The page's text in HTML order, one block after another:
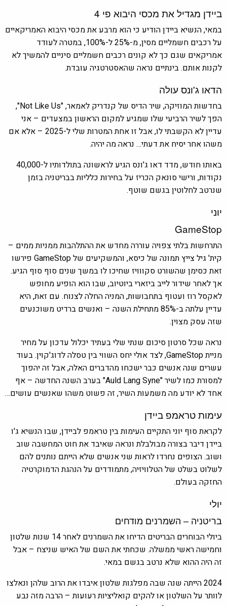
ביידן מגדיל את מכסי היבוא פי 4
במאי, הנשיא ביידן הודיע כי הוא מרבע את מכסי היבוא האמריקאיים
על רכבים חשמליים מסין, מ-25% ל-100%, במטרה לעודד
אמריקאים שגם כך לא קונים רכבים חשמליים סיניים להמשיך לא
לקנות אותם. בינתיים נראה שהאסטרטגיה עובדת.
הדאו ג'ונס עולה
בחדשות המוזיקה, שיר הדיס של קנדריק לאמאר, "Not Like Us",
הפך לשיר הרביעי שלו שמגיע למקום הראשון במצעדים – אני
עדיין לא הקשבתי לו, אבל זו אחת המטרות שלי ל-2025 – אלא אם
משהו אחר יסיח את דעתי… נראה מה יהיה.
באותו חודש, מדד דאו ג'ונס הגיע לראשונה בתולדותיו ל-40,000
נקודות, ורישי סונאק הכריז על בחירות כלליות בבריטניה בזמן
שנרטב לחלוטין בגשם שוטף.
יוני
GameStop
התרחשות בלתי צפויה עוררה מחדש את ההתלהבות ממניות ממים –
קית' גיל צייץ תמונה של כיסא, והמשקיעים של GameStop פירשו
זאת כסימן שהשורט סקווויז שחיכו לו במשך שנים סוף סוף הגיע.
אך לאחר שידור לייב ביזארי ביוטיוב, שבו הוא הופיע מחופש
לאקסל רוז ועטוף בתחבושות, המניה החלה לצנוח. עם זאת, היא
עדיין עלתה ב-85% מתחילת השנה – ואנשים ברדיט משוכנעים
שזה עסק מצוין.
נראה שכל סרטון סיכום שנתי שלי בעתיד יכלול עדכון על מחיר
מניית GameStop, לצד אולי יחס השווי בין טסלה לדוג'קוין. בעוד
עשרים שנה אנשים כבר ישכחו מהדברים האלה, אבל זה יהפוך
למסורת כמו לשיר "Auld Lang Syne" בערב השנה החדשה – אף
אחד לא יודע מה משמעות השיר, זה פשוט משהו שאנשים עושים…
עימות טראמפ ביידן
לקראת סוף יוני התקיים העימות בין טראמפ לביידן, שבו הנשיא ג'ו
ביידן דיבר בצורה מבולבלת ונראה שאיבד את חוט המחשבה שוב
ושוב. הצופים נחרדו לראות שני אנשים שלא הייתם נותנים להם
לשלוט בשלט של הטלוויזיה, מתמודדים על הנהגת הדמוקרטיה
החזקה בעולם.
יולי
בריטניה – השמרנים מודחים
ביולי הבוחרים הבריטים הדיחו את השמרנים לאחר 14 שנות שלטון
וחמישה ראשי ממשלה. שכחתי את השם של האיש שניצח – אבל
זה היה ההוא שלא נרטב בגשם במאי.
2024 הייתה שנה שבה מפלגות שלטון איבדו את הרוב שלהן ונאלצו
לוותר על השלטון או להקים קואליציות רעועות – הרבה מזה נבע